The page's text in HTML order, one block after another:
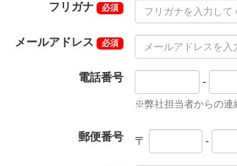
フリガナ 必須
メールアドレス 必須
電話番号 -
※弊社担当者からの連
郵便番号 〒 -